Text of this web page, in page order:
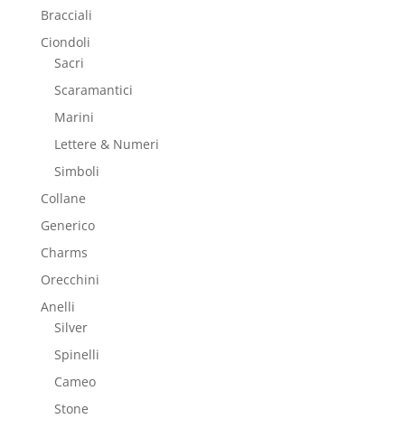
Bracciali
Ciondoli
Sacri
Scaramantici
Marini
Lettere & Numeri
Simboli
Collane
Generico
Charms
Orecchini
Anelli
Silver
Spinelli
Cameo
Stone